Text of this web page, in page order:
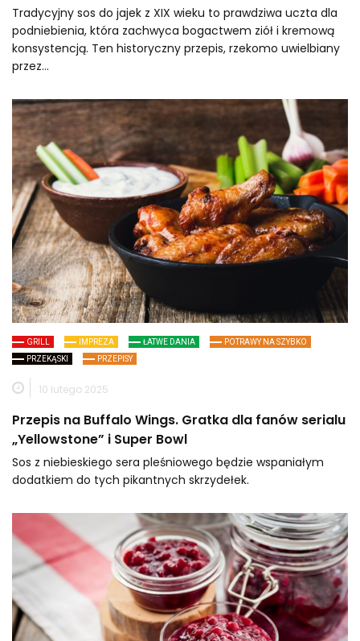
Tradycyjny sos do jajek z XIX wieku to prawdziwa uczta dla
podniebienia, która zachwyca bogactwem ziół i kremową
konsystencją. Ten historyczny przepis, rzekomo uwielbiany
przez…
GRILL IMPREZA ŁATWE DANIA
POTRAWY NA SZYBKO
PRZEKĄSKI
PRZEPISY
10 lutego 2025
Przepis na Buffalo Wings. Gratka dla fanów serialu
„Yellowstone” i Super Bowl
Sos z niebieskiego sera pleśniowego będzie wspaniałym
dodatkiem do tych pikantnych skrzydełek.